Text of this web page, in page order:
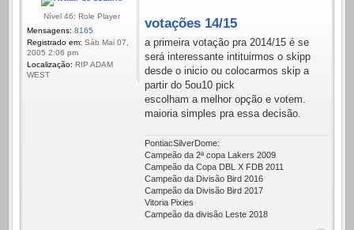
Nível 46: Role Player
Mensagens: 8165
Registrado em: Sáb Mai 07,
2005 2:06 pm
Localização: RIP ADAM
WEST
votações 14/15
a primeira votação pra 2014/15 é se
será interessante intituirmos o skipp
desde o inicio ou colocarmos skip a
partir do 5ou10 pick
escolham a melhor opção e votem.
maioria simples pra essa decisão.
PontiacSilverDome:
Campeão da 2ª copa Lakers 2009
Campeão da Copa DBL X FDB 2011
Campeão da Divisão Bird 2016
Campeão da Divisão Bird 2017
Vitoria Pixies
Campeão da divisão Leste 2018